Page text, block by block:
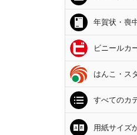
年賀状・喪
ビニールカ
はんこ・ス
すべてのカ
用紙サイズ